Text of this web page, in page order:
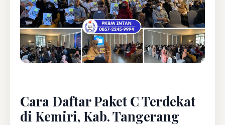
Cara Daftar Paket C Terdekat
di Kemiri, Kab. Tangerang